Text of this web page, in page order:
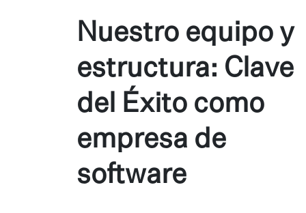
Nuestro equipo y
estructura: Clave
del Éxito como
empresa de
software